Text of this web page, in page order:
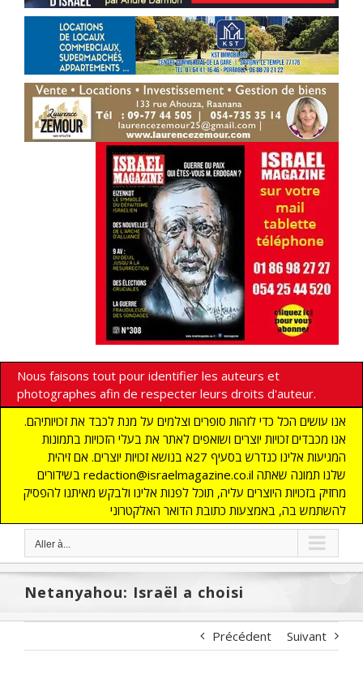
Nous faisons tout pour identifier les auteurs et
photographes afin de respecter leurs droits d'auteur.
אנו עושים הכל כדי לזהות סופרים וצלמים על מנת לכבד את זכויותיהם.
אנו מכבדים זכויות יוצרים ושואפים לאתר את בעלי הזכויות בתמונות
המגיעות אלינו כנדרש בסעיף 27א בנושא זכויות יוצרים. אם זיהית
בשידורים redaction@israelmagazine.co.il שלנו תמונה שאתה
מחזיק בזכויות היוצרים עליה, תוכל לפנות אלינו ולבקש מאיתנו להפסיק
להשתמש בה, באמצעות כתובת הדואר האלקטרוני
Aller à...
Netanyahou: Israël a choisi
Précédent Suivant